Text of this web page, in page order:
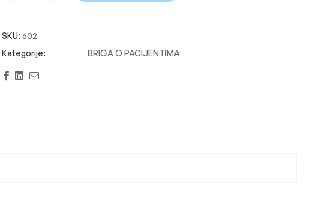
SKU: 602
BRIGA O PACIJENTIMA
Facebook
Linkedin